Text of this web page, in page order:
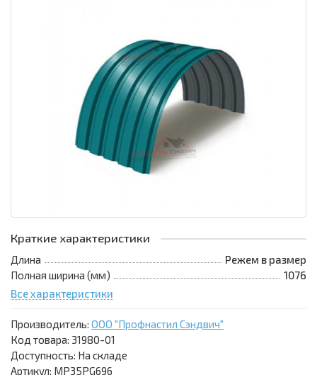
Краткие характеристики
Длина
Режем в размер
Полная ширина (мм)
1076
Все характеристики
Производитель: ООО "Профнастил Сэндвич"
Код товара: 31980-01
Доступность: На складе
Артикул: MP35PG696